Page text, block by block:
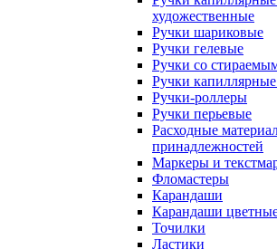
художественные
Ручки шариковые
Ручки гелевые
Ручки со
Ручки
Ручки-роллеры
Ручки перьевые
Расходные
принадлежностей
Маркеры и
Фломастеры
Карандаши
Карандаши
Точилки
Ластики